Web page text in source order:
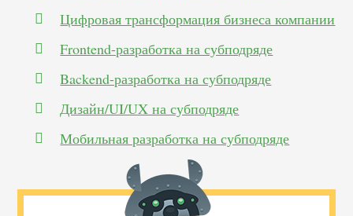
Цифровая трансформация бизнеса компании
Frontend-разработка на субподряде
Backend-разработка на субподряде
Дизайн/UI/UX на субподряде
Мобильная разработка на субподряде